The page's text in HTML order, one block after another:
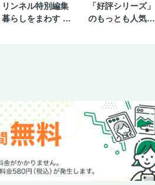
リンネル特別編集
暮らしをまわす 家
「好評シリーズ」
のもっとも人気の